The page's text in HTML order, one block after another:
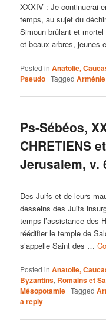
XXXIV : Je continuerai
temps, au sujet du
Simoun brûlant et
et beaux arbres,
Posted in Anatolie,
Pseudo |Tagged Arménie
Ps-Sébéos,
CHRETIENS
Jerusalem, v.
Des Juifs et de leurs
desseins des Juifs
temps l’assistance des
réédifier le temple de
s’appelle Saint des …
Posted in Anatolie,
Byzantins, Romains et
Mésopotamie |Tagged
a reply